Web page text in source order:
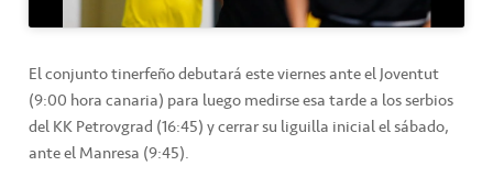
El conjunto tinerfeño debutará este viernes ante el Joventut
(9:00 hora canaria) para luego medirse esa tarde a los serbios
del KK Petrovgrad (16:45) y cerrar su liguilla inicial el sábado,
ante el Manresa (9:45).